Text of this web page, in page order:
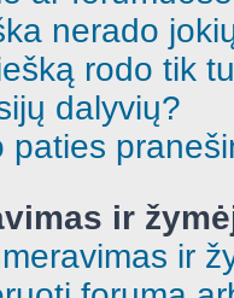
nerado
rodo tik
dalyvių?
paties
ir
ir